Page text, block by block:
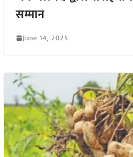
सम्मान
June 14, 2025